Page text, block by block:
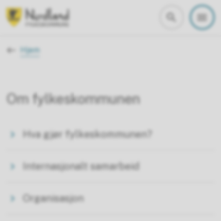
Du er her:
Hjem
Om fylkeskommunen
Hva gjør fylkeskommunen?
Internasjonalt samarbeid
Organisasjon